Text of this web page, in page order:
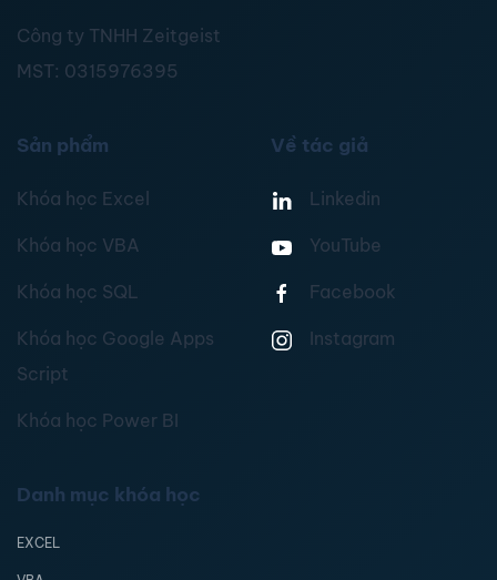
Công ty TNHH Zeitgeist
MST: 0315976395
Sản phẩm
Khóa học Excel
Khóa học VBA
Khóa học SQL
Khóa học Google Apps
Script
Khóa học Power BI
Về tác giả
Linkedin
YouTube
Facebook
Instagram
Danh mục khóa học
EXCEL